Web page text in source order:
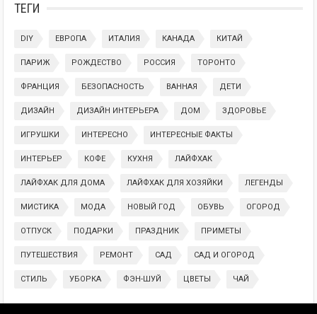
ТЕГИ
DIY ЕВРОПА ИТАЛИЯ КАНАДА КИТАЙ
ПАРИЖ РОЖДЕСТВО РОССИЯ ТОРОНТО
ФРАНЦИЯ БЕЗОПАСНОСТЬ ВАННАЯ ДЕТИ
ДИЗАЙН ДИЗАЙН ИНТЕРЬЕРА ДОМ ЗДОРОВЬЕ
ИГРУШКИ ИНТЕРЕСНО ИНТЕРЕСНЫЕ ФАКТЫ
ИНТЕРЬЕР КОФЕ КУХНЯ ЛАЙФХАК
ЛАЙФХАК ДЛЯ ДОМА ЛАЙФХАК ДЛЯ ХОЗЯЙКИ ЛЕГЕНДЫ
МИСТИКА МОДА НОВЫЙ ГОД ОБУВЬ ОГОРОД
ОТПУСК ПОДАРКИ ПРАЗДНИК ПРИМЕТЫ
ПУТЕШЕСТВИЯ РЕМОНТ САД САД И ОГОРОД
СТИЛЬ УБОРКА ФЭН-ШУЙ ЦВЕТЫ ЧАЙ